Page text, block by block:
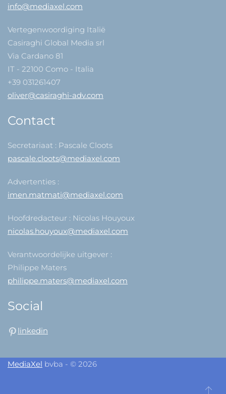
info@mediaxel.com
Vertegenwoordiging Italië
Casiraghi Global Media srl
Via Cardano 81
IT - 22100 Como - Italia
+39 031261407
oliver@casiraghi-adv.com
Contact
Secretariaat : Pascale Cloots
pascale.cloots@mediaxel.com
Advertenties :
imen.matmati@mediaxel.com
Hoofdredacteur : Nicolas Houyoux
nicolas.houyoux@mediaxel.com
Verantwoordelijke uitgever :
Philippe Maters
philippe.maters@mediaxel.com
Social
linkedin
MediaXel bvba - © 2026